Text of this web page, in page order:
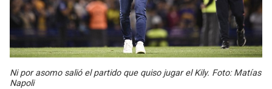
Ni por asomo salió el partido que quiso jugar el Kily. Foto: Matías
Napoli